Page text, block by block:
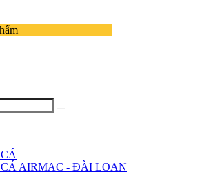
AIRMAC - ĐÀI LOAN